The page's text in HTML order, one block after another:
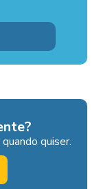
quiser.